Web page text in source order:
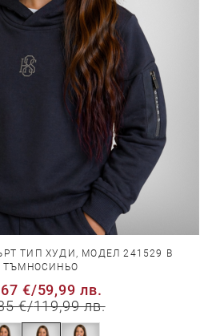
ТИП ХУДИ, МОДЕЛ 241529 В
ТЪМНОСИНЬО
€/59,99 лв.
€/119,99 лв.